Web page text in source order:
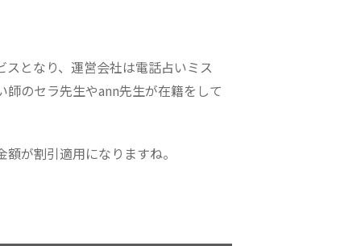
となり、運営会社は電話占いミス
のセラ先生やann先生が在籍をして
が割引適用になりますね。